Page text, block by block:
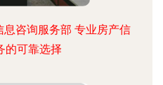
咨询服务部 专业房产信
的可靠选择